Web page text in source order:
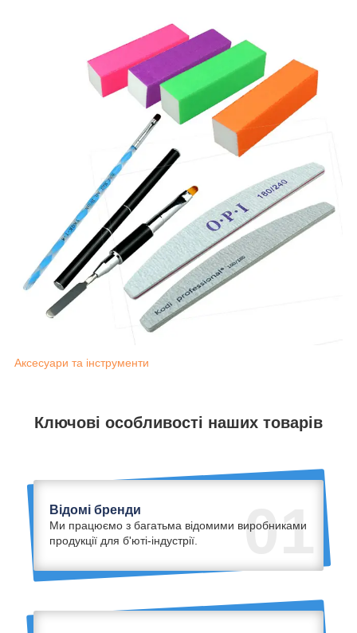
Аксесуари та інструменти
Ключові особливості наших товарів
01
Відомі бренди
Ми працюємо з багатьма відомими виробниками
продукції для б'юті-індустрії.